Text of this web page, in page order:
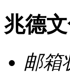
兆德
邮箱